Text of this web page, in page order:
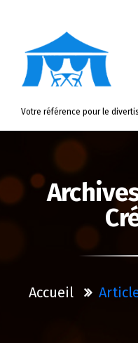
Votre référence pour le
Accueil